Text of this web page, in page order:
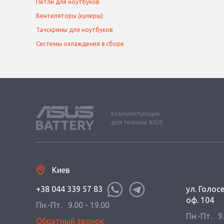
Петли для ноутбуков
Вентиляторы (кулеры)
Тачскрины для ноутбуков
Системы охлаждения в сборе
Комплектующие
для техники ASUS
Киев
+38 044 339 57 83
Пн.-Пт.
9.00 - 19.00
Обратный звонок
ул.
оф. 104
Пн.-Пт.